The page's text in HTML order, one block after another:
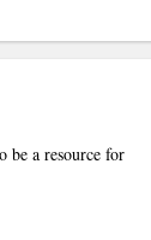
be a resource for